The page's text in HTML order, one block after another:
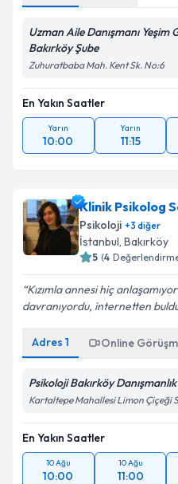
Uzman Aile Danışmanı Yeşim
Bakırköy Şube
Zuhuratbaba Mah. Kent Sk. No:6
En Yakın Saatler
Yarın
10:00
Yarın
11:15
Klinik Psikolog
Psikoloji +3 diğer
İstanbul, Bakırköy
5 (4
Kızımla annesi hiç
davranıyordu, internetten
Adres 1 Online
Psikoloji Bakırköy
Kartaltepe Mahallesi Limon Çiçeği
En Yakın Saatler
10 Ağu
10:00
10 Ağu
11:00